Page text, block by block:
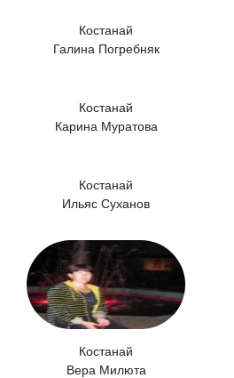
Костанай
Галина Погребняк
Костанай
Карина Муратова
Костанай
Ильяс Суханов
Костанай
Вера Милюта